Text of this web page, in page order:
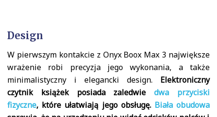
Design
W pierwszym kontakcie z Onyx Boox Max 3 największe
wrażenie robi precyzja jego wykonania, a także
minimalistyczny i elegancki design. Elektroniczny
czytnik książek posiada zaledwiedwa przyciski
fizyczne, które ułatwiają jego obsługę. Biała obudowa